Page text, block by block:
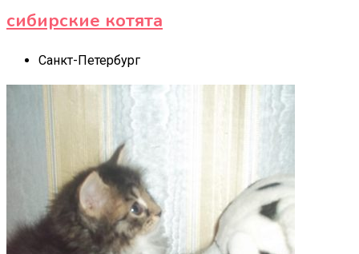
сибирские котята
Санкт-Петербург